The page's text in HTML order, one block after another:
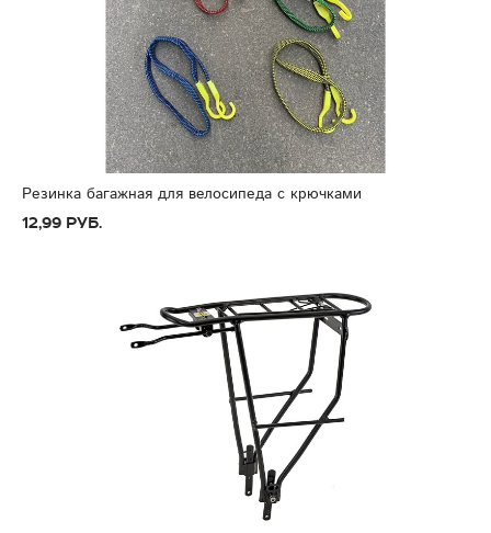
Резинка багажная для велосипеда с крючками
12,99 руб.